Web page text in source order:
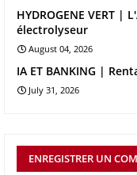
HYDROGENE VERT
électrolyseur
August 04, 2026
IA ET BANKING |
July 31, 2026
ENREGISTRER UN